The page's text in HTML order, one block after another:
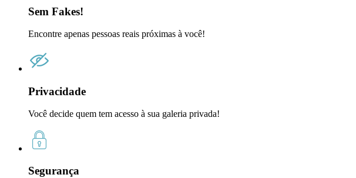
Sem Fakes!
Encontre apenas pessoas reais próximas à você!
Privacidade
Você decide quem tem acesso à sua galeria privada!
Segurança